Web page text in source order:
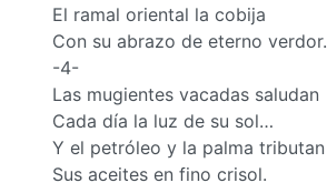
El ramal oriental la cobija
Con su abrazo de eterno verdor.
-4-
Las mugientes vacadas saludan
Cada día la luz de su sol…
Y el petróleo y la palma tributan
Sus aceites en fino crisol.